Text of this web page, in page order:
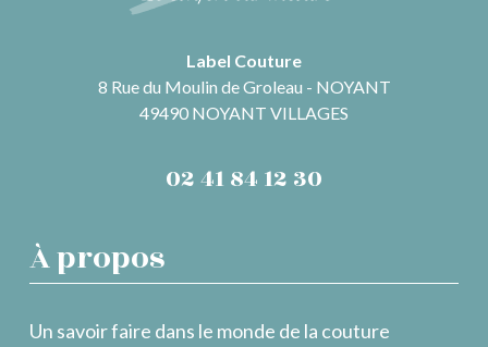
Label Couture
8 Rue du Moulin de Groleau - NOYANT
49490 NOYANT VILLAGES
02 41 84 12 30
À propos
Un savoir faire dans le monde de la couture